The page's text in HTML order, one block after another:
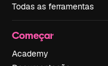
Todas as ferramentas
Começar
Academy